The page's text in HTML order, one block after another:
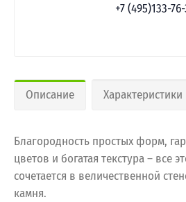
+7 (495)133-
Описание Характеристики
Благородность простых форм,
цветов и богатая текстура – все
сочетается в величественной
камня.